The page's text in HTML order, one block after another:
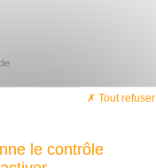
le contrôle
Tout refuser